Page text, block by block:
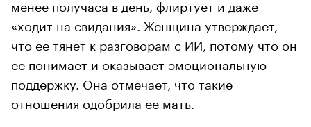
менее получаса в день, флиртует и даже
«ходит на свидания». Женщина утверждает,
что ее тянет к разговорам с ИИ, потому что он
ее понимает и оказывает эмоциональную
поддержку. Она отмечает, что такие
отношения одобрила ее мать.